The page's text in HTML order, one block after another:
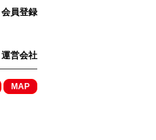
会員登録
運営会社